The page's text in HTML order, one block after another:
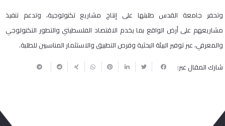
وتحفر جامعة القدس طلبتها على إنتاج مشاريع تكنولوجية، وتدعم تنفيذ
مشاريعهم على أرض الواقع بما يخدم الاقتصاد الفلسطيني والتطور التكنولوجي
والمعرفي، عبر توفير البيئة البحثية وفرص التطبيق والاستثمار المناسبين للطلبة.
شارك المقال عبر: